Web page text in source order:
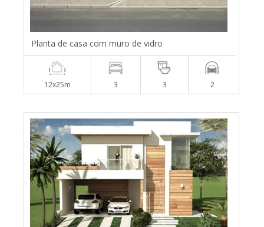
Planta de casa com muro de vidro
12x25m 3 3 2